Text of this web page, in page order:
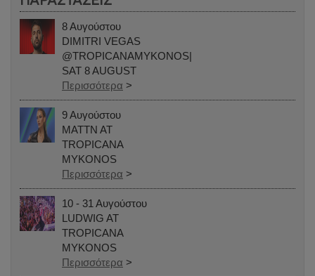
8 Αυγούστου
DIMITRI VEGAS
@TROPICANAMYKONOS|
SAT 8 AUGUST
Περισσότερα >
9 Αυγούστου
MATTN AT
TROPICANA
MYKONOS
Περισσότερα >
10 - 31 Αυγούστου
LUDWIG AT
TROPICANA
MYKONOS
Περισσότερα >